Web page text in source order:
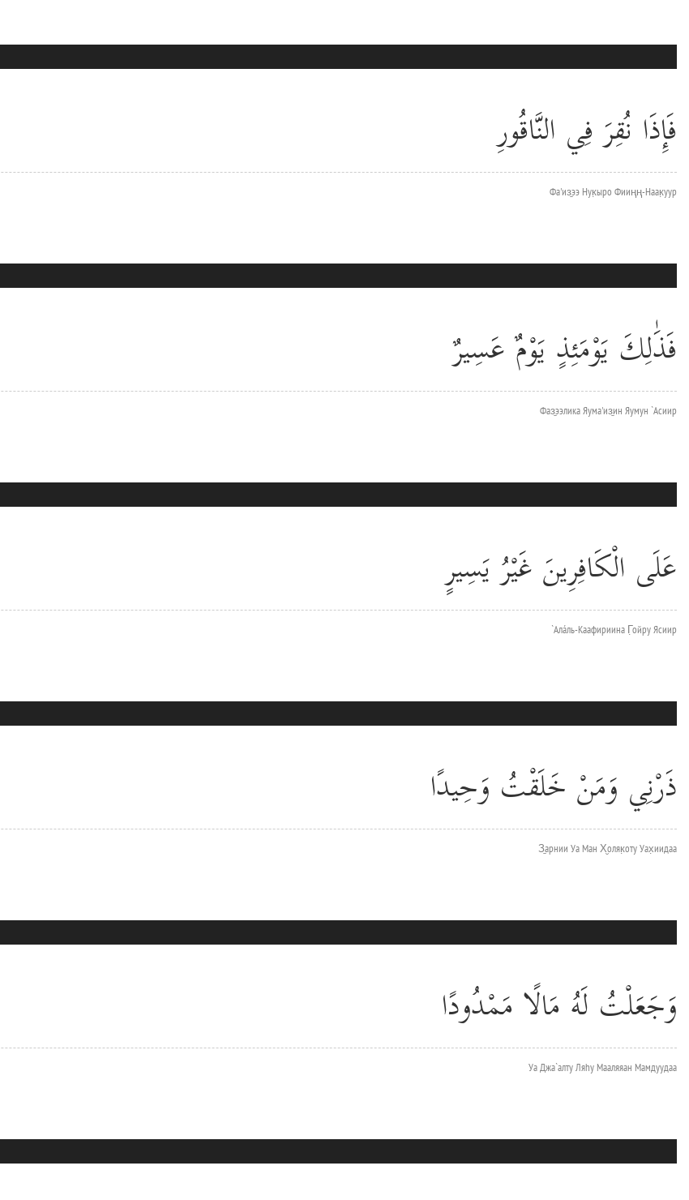
فَإِذَا نُقِرَ فِي النَّاقُورِ
Фа'из̱ээ Нук̣ыро Фииңң-Наак̣уур
فَذَٰلِكَ يَوْمَئِذٍ يَوْمٌ عَسِيرٌ
Фаз̱ээлика Яума'из̱ин Яумун `Асиир
عَلَى الْكَافِرِينَ غَيْرُ يَسِيرٍ
`Алáль-Каафириина Г̣ойру Ясиир
ذَرْنِي وَمَنْ خَلَقْتُ وَحِيدًا
З̱арнии Уа Ман Х̮оляк̣оту Уах̣иидаа
وَجَعَلْتُ لَهُ مَالًا مَمْدُودًا
Уа Джа`алту Ляhу Мааляяан Мамдуудаа